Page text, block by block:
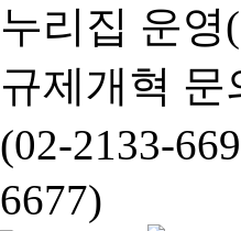
누리집 운영
규제개혁 문
(02-2133-
6677)